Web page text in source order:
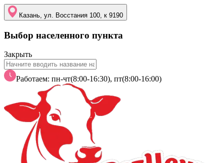
Казань, ул. Восстания 100, к 9190
Выбор населенного пункта
Закрыть
Работаем: пн-чт(8:00-16:30), пт(8:00-16:00)